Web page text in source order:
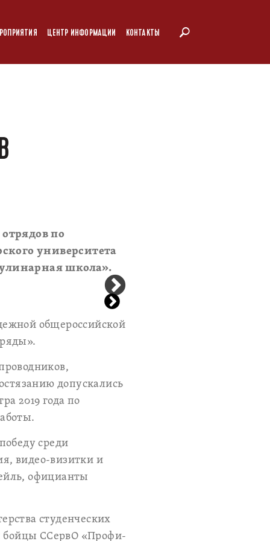
ЦЕНТР ИНФОРМАЦИИ КОНТАКТЫ
по
университета
школа».
общероссийской
допускались
2019 года по
среди
видео-визитки и
официанты
студенческих
бойцы ССервО «Профи-